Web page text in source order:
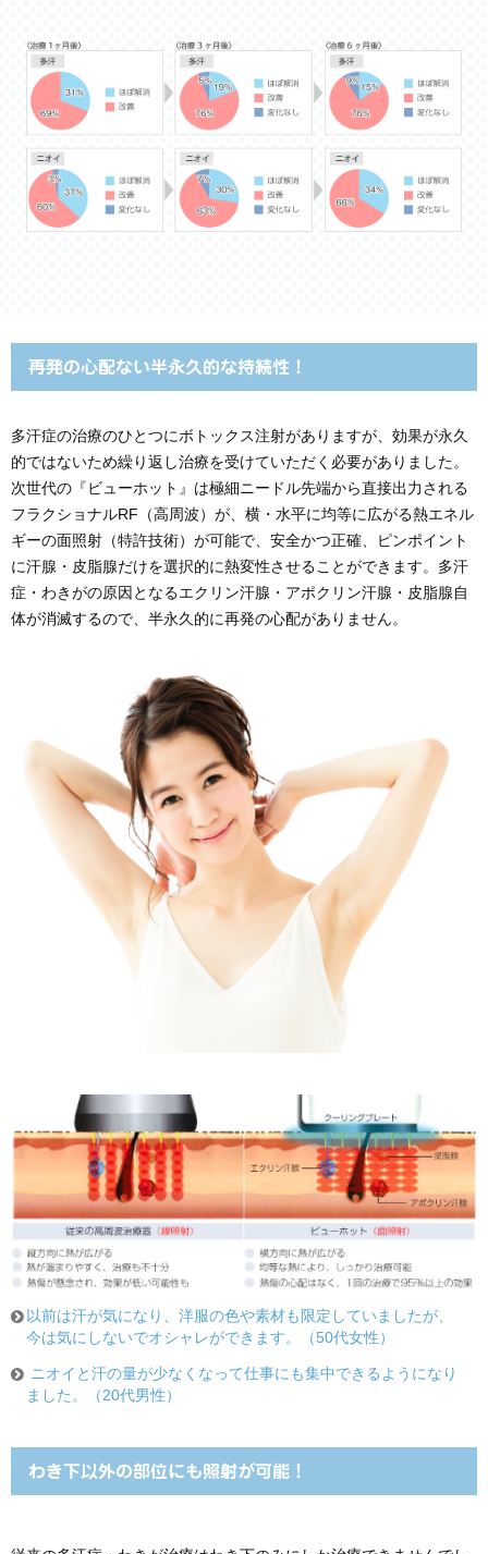
再発の心配ない半永久的な持続性！
多汗症の治療のひとつにボトックス注射がありますが、効果が永久
的ではないため繰り返し治療を受けていただく必要がありました。
次世代の『ビューホット』は極細ニードル先端から直接出力される
フラクショナルRF（高周波）が、横・水平に均等に広がる熱エネル
ギーの面照射（特許技術）が可能で、安全かつ正確、ピンポイント
に汗腺・皮脂腺だけを選択的に熱変性させることができます。多汗
症・わきがの原因となるエクリン汗腺・アポクリン汗腺・皮脂腺自
体が消滅するので、半永久的に再発の心配がありません。
以前は汗が気になり、洋服の色や素材も限定していましたが、
今は気にしないでオシャレができます。（50代女性）
ニオイと汗の量が少なくなって仕事にも集中できるようになり
ました。（20代男性）
わき下以外の部位にも照射が可能！